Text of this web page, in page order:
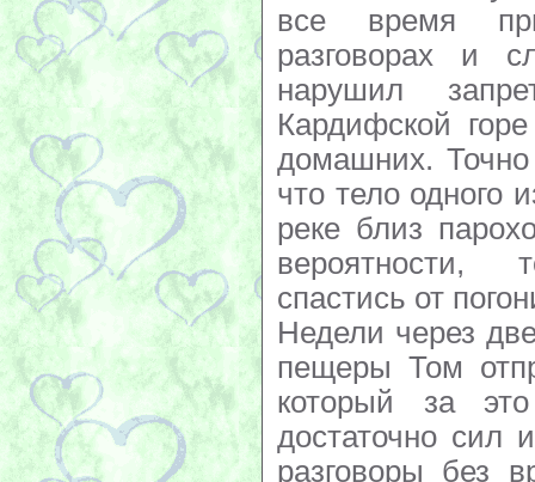
все время
разговорах и
нарушил
Кардифской
домашних.
что тело одного
реке близ
вероятности,
спастись от
Недели через
пещеры Том
который за
достаточно сил
разговоры без